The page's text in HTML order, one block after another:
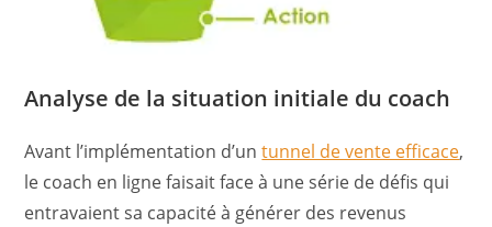
Analyse de la situation initiale du coach
Avant l’implémentation d’untunnel de vente efficace,
le coach en ligne faisait face à une série de défis qui
entravaient sa capacité à générer des revenus